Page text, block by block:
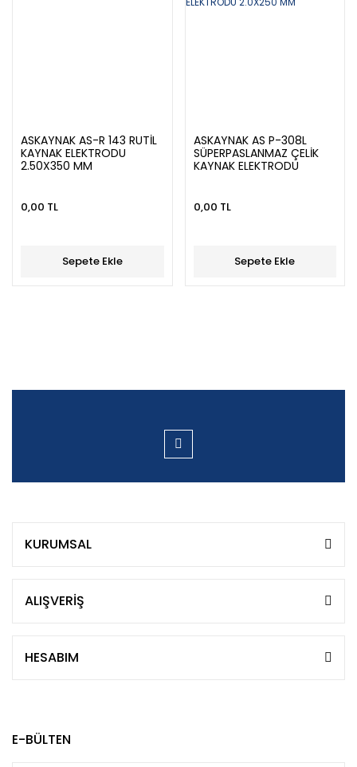
ASKAYNAK AS-R 143 RUTİL
KAYNAK ELEKTRODU
2.50X350 MM
0,00 TL
Sepete Ekle
ASKAYNAK AS P-308L
SÜPERPASLANMAZ ÇELİK
KAYNAK ELEKTRODU
0,00 TL
Sepete Ekle
KURUMSAL
ALIŞVERİŞ
HESABIM
E-BÜLTEN